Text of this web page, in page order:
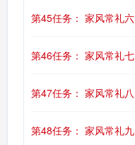
第45任务： 家风常礼六
第46任务： 家风常礼七
第47任务： 家风常礼八
第48任务： 家风常礼九